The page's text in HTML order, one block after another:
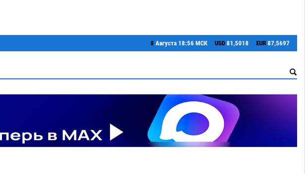
8 Августа 18:56 МСК USD 81,5018 EUR 87,5697